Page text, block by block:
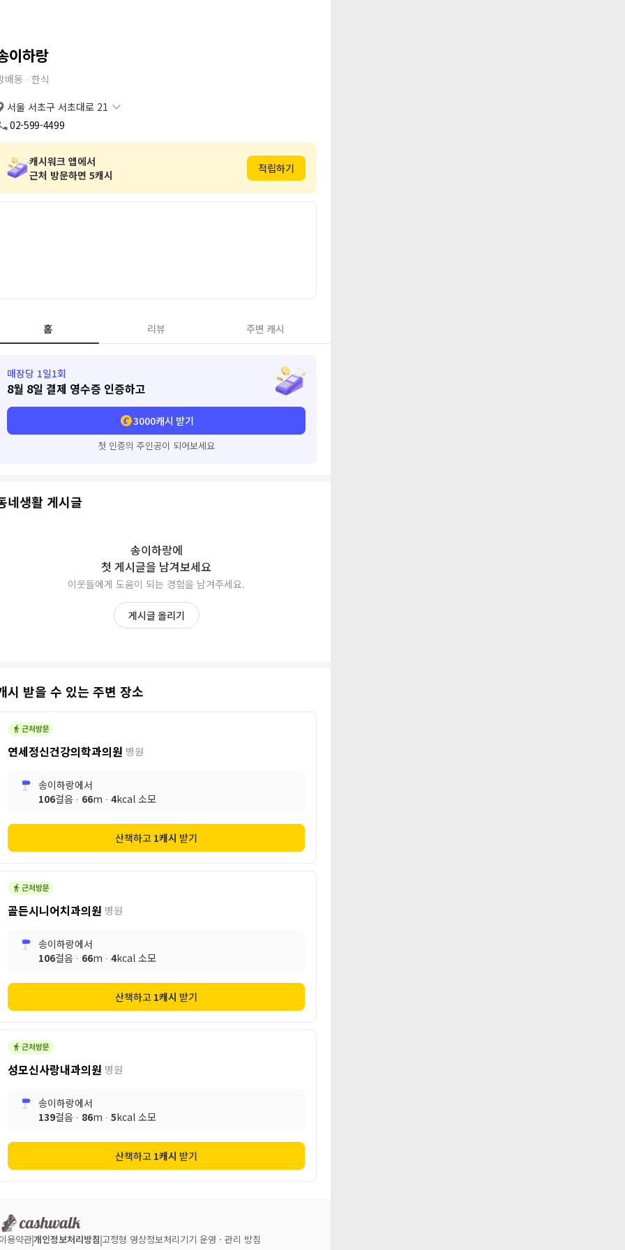
이하랑
배동 ∙ 한식
서울 서초구 서초대로 21
도로명 서울 서초구 서초대로 21
02-599-4499
캐시워크 앱에서
근처 방문하면 5캐시
적립하기
홈 리뷰 주변 캐시
매장당 1일1회
8월 8일 결제 영수증 인증하고
3000캐시 받기
첫 인증의 주인공이 되어보세요
네생활 게시글
송이하랑에
첫 게시글을 남겨보세요
이웃들에게 도움이 되는 경험을 남겨주세요.
게시글 올리기
시 받을 수 있는 주변 장소
연세정신건강의학과의원 병원
송이하랑에서
106걸음 ∙ 66m ∙ 4kcal 소모
산책하고 1캐시 받기
골든시니어치과의원 병원
송이하랑에서
106걸음 ∙ 66m ∙ 4kcal 소모
산책하고 1캐시 받기
성모신사랑내과의원 병원
송이하랑에서
139걸음 ∙ 86m ∙ 5kcal 소모
산책하고 1캐시 받기
용약관개인정보처리방침 고정형 영상정보처리기기 운영ㆍ관리 방침